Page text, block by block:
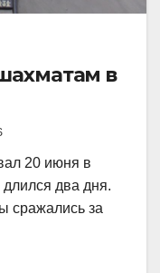
в
20 июня в
два дня.
сражались за